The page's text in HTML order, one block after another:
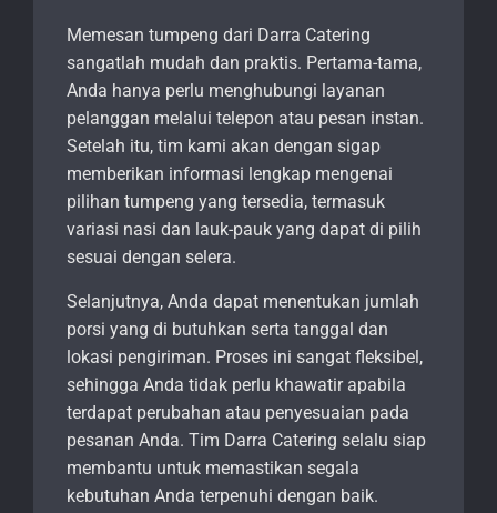
Memesan tumpeng dari Darra Catering
sangatlah mudah dan praktis. Pertama-tama,
Anda hanya perlu menghubungi layanan
pelanggan melalui telepon atau pesan instan.
Setelah itu, tim kami akan dengan sigap
memberikan informasi lengkap mengenai
pilihan tumpeng yang tersedia, termasuk
variasi nasi dan lauk-pauk yang dapat di pilih
sesuai dengan selera.
Selanjutnya, Anda dapat menentukan jumlah
porsi yang di butuhkan serta tanggal dan
lokasi pengiriman. Proses ini sangat fleksibel,
sehingga Anda tidak perlu khawatir apabila
terdapat perubahan atau penyesuaian pada
pesanan Anda. Tim Darra Catering selalu siap
membantu untuk memastikan segala
kebutuhan Anda terpenuhi dengan baik.